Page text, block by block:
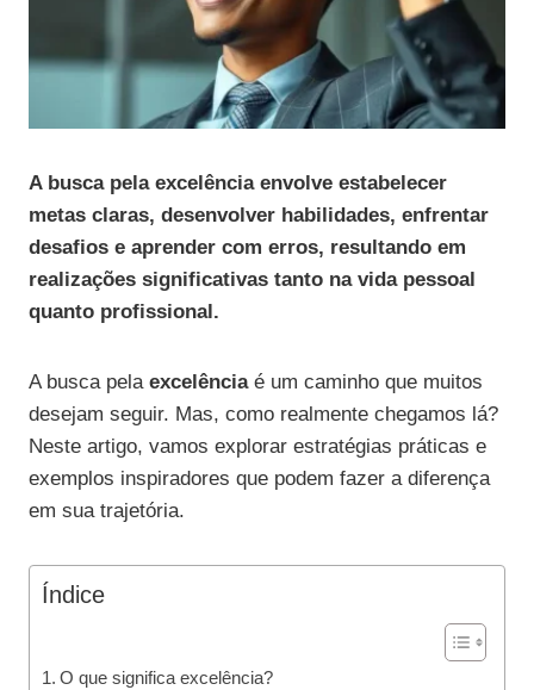
A busca pela excelência envolve estabelecer
metas claras, desenvolver habilidades, enfrentar
desafios e aprender com erros, resultando em
realizações significativas tanto na vida pessoal
quanto profissional.
A busca pela excelênciaé um caminho que muitos
desejam seguir. Mas, como realmente chegamos lá?
Neste artigo, vamos explorar estratégias práticas e
exemplos inspiradores que podem fazer a diferença
em sua trajetória.
Índice
O que significa excelência?